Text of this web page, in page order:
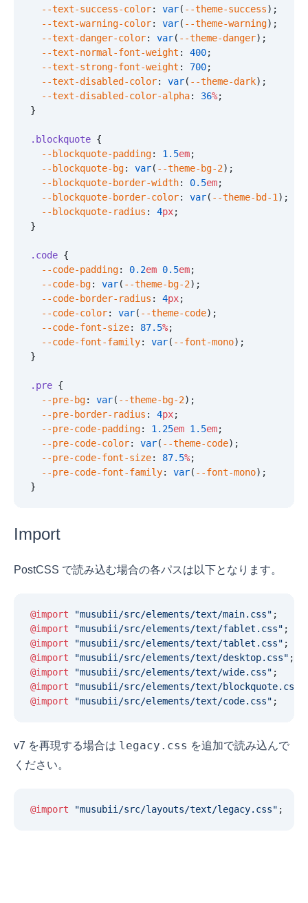
  --text-success-color
: var( --theme-success);
  --text-warning-color
: var( --theme-warning);
  --text-danger-color
: var( --theme-danger);
  --text-normal-font-weight
: 400;
  --text-strong-font-weight
: 700;
  --text-disabled-color
: var( --theme-dark);
  --text-disabled-color-alpha
: 36%;
}
.blockquote {
  --blockquote-padding
: 1.5em;
  --blockquote-bg
: var( --theme-bg-2);
  --blockquote-border-width
: 0.5em;
  --blockquote-border-color
: var( --theme-bd-1 );
  --blockquote-radius
: 4px;
}
.code {
  --code-padding
: 0.2em 0.5em;
  --code-bg
: var( --theme-bg-2);
  --code-border-radius
: 4px;
  --code-color
: var( --theme-code);
  --code-font-size
: 87.5%;
  --code-font-family
: var( --font-mono);
}
.pre {
  --pre-bg
: var( --theme-bg-2);
  --pre-border-radius
: 4px;
  --pre-code-padding
: 1.25em 1.5em;
  --pre-code-color
: var( --theme-code);
  --pre-code-font-size
: 87.5%;
  --pre-code-font-family
: var( --font-mono);
}
Import
PostCSS で読み込む場合の各パスは以下となります。
@import "musubii/src/elements/text/main.css" ;
@import "musubii/src/elements/text/fablet.css" ;
@import "musubii/src/elements/text/tablet.css" ;
@import "musubii/src/elements/text/desktop.css" ;
@import "musubii/src/elements/text/wide.css" ;
@import "musubii/src/elements/text/blockquote.css
@import "musubii/src/elements/text/code.css" ;
v7 を再現する場合は legacy.css を追加で読み込んで
ください。
@import "musubii/src/layouts/text/legacy.css" ;